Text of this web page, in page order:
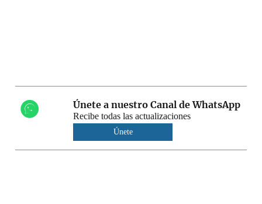
Únete a nuestro Canal de WhatsApp
Recibe todas las actualizaciones
Únete